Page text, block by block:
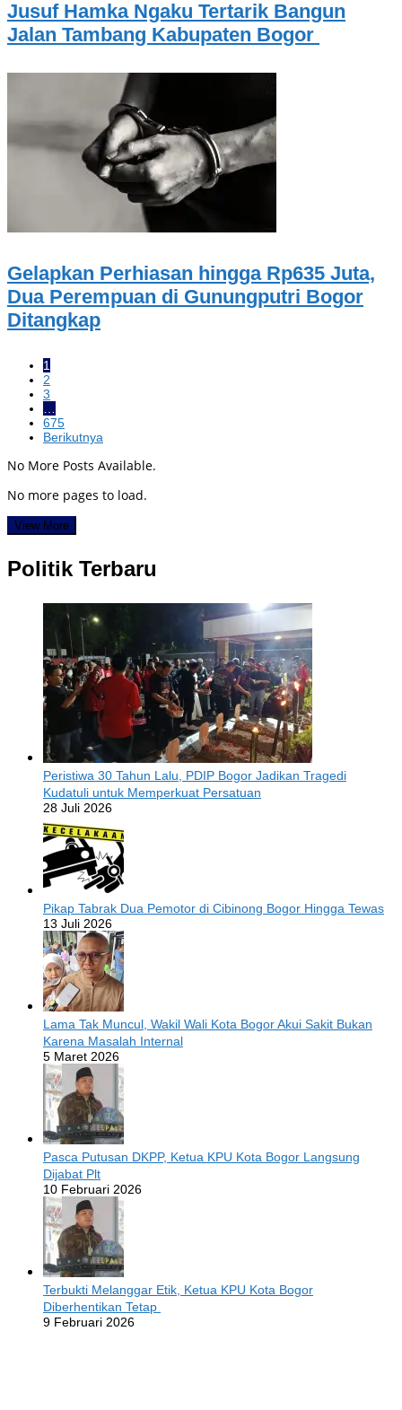
Jusuf Hamka Ngaku Tertarik Bangun
Jalan Tambang Kabupaten Bogor
Gelapkan Perhiasan hingga Rp635 Juta,
Dua Perempuan di Gunungputri Bogor
Ditangkap
1
2
3
…
675
Berikutnya
No More Posts Available.
No more pages to load.
View More
Politik Terbaru
Peristiwa 30 Tahun Lalu, PDIP Bogor Jadikan Tragedi
Kudatuli untuk Memperkuat Persatuan
28 Juli 2026
Pikap Tabrak Dua Pemotor di Cibinong Bogor Hingga Tewas
13 Juli 2026
Lama Tak Muncul, Wakil Wali Kota Bogor Akui Sakit Bukan
Karena Masalah Internal
5 Maret 2026
Pasca Putusan DKPP, Ketua KPU Kota Bogor Langsung
Dijabat Plt
10 Februari 2026
Terbukti Melanggar Etik, Ketua KPU Kota Bogor
Diberhentikan Tetap
9 Februari 2026